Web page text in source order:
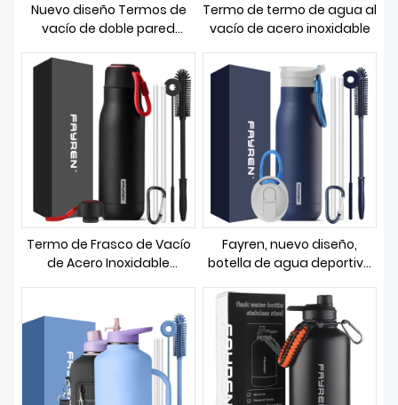
Nuevo diseño Termos de
vacío de doble pared
boca pequeña Botella de
agua deportiva de acero
inoxidable con tapa de
paja y fundas de silicona
Termo de termo de agua al
vacío de acero inoxidable
Termo de Frasco de Vacío
de Acero Inoxidable
Fayren, nuevo diseño,
botella de agua deportiva
personalizada, frasco de
vacío, termos aislados al
vacío de boca pequeña
con tapa de paja